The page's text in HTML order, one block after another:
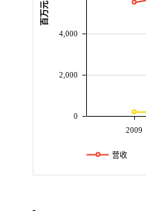
2009
0
2,000
4,000
百万元
营收